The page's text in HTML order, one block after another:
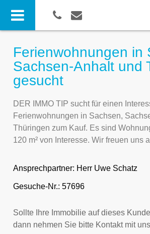
Ferienwohnungen in
Sachsen-Anhalt und
gesucht
DER IMMO TIP sucht für einen
Ferienwohnungen in Sachsen,
Thüringen zum Kauf. Es sind
120 m² von Interesse. Wir freuen uns
Ansprechpartner: Herr Uwe Schatz
Gesuche-Nr.: 57696
Sollte Ihre Immobilie auf dieses
dann nehmen Sie bitte Kontakt mit